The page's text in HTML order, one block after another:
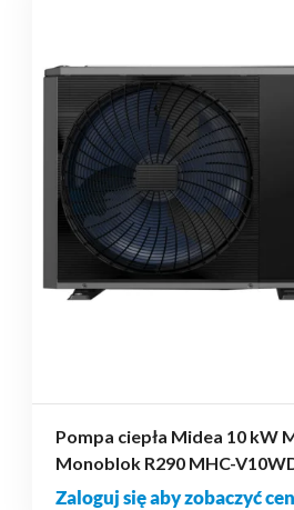
Pompa ciepła Midea 10 kW
Monoblok R290 MHC-
Zaloguj się aby zobaczyć